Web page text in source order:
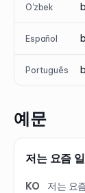
O'zbek
Español
Português
예문
저는 요즘
KO
저는 요